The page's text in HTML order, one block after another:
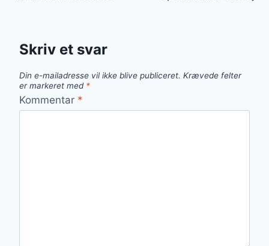
Skriv et svar
Din e-mailadresse vil ikke blive publiceret. Krævede felter
er markeret med *
Kommentar *